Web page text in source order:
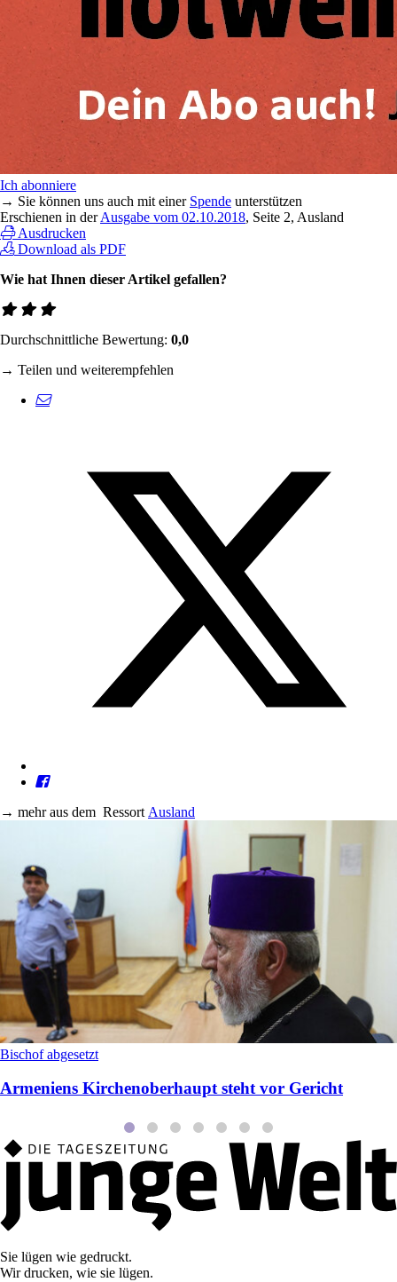
Ich abonniere
→ Sie können uns auch mit einer Spende unterstützen
Erschienen in derAusgabe vom 02.10.2018, Seite 2, Ausland
Ausdrucken
Download als PDF
Wie hat Ihnen dieser Artikel gefallen?
Durchschnittliche Bewertung: 0,0
→ Teilen und weiterempfehlen
→ mehr aus dem Ressort Ausland
Bischof abgesetzt
Armeniens Kirchenoberhaupt steht vor Gericht
Sie lügen wie gedruckt.
Wir drucken, wie sie lügen.